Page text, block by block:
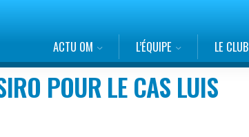
ACTU OM L’ÉQUIPE LE CLUB
POUR LE CAS LUIS